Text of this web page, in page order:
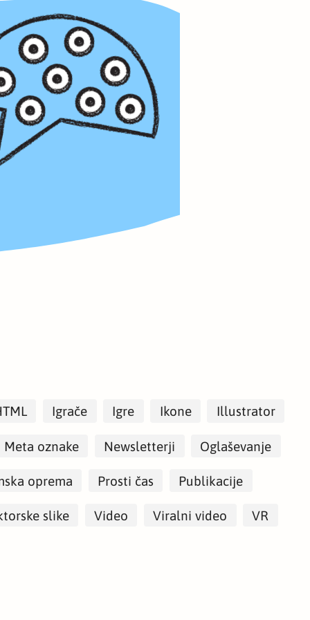
Igrače Igre Ikone Illustrator
Meta oznake Newsletterji Oglaševanje
oprema Prosti čas Publikacije
slike Video Viralni video VR